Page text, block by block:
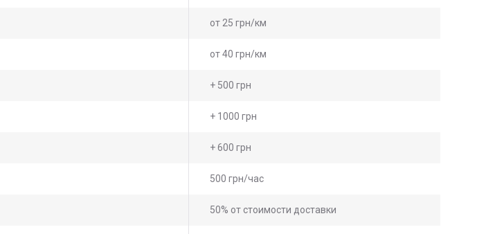
от 25 грн/км
от 40 грн/км
+ 500 грн
+ 1000 грн
+ 600 грн
500 грн/час
50% от стоимости доставки